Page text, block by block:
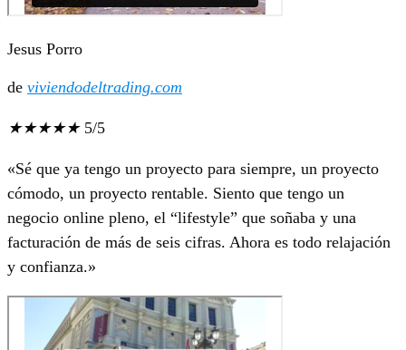
Jesus Porro
de viviendodeltrading.com
★★★★★ 5/5
«Sé que ya tengo un proyecto para siempre, un proyecto
cómodo, un proyecto rentable. Siento que tengo un
negocio online pleno, el “lifestyle” que soñaba y una
facturación de más de seis cifras. Ahora es todo relajación
y confianza.»